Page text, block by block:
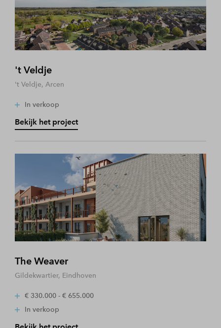
't Veldje
't Veldje, Arcen
In verkoop
Bekijk het project
The Weaver
Gildekwartier, Eindhoven
€ 330.000 - € 655.000
In verkoop